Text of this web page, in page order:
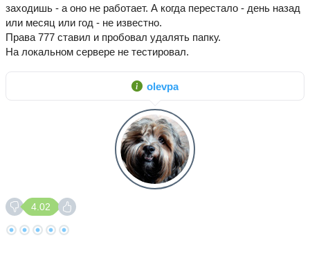
заходишь - а оно не работает. А когда перестало - день назад
или месяц или год - не известно.
Права 777 ставил и пробовал удалять папку.
На локальном сервере не тестировал.
olevpa
4.02